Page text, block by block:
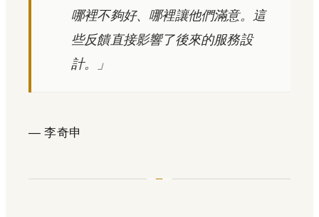
哪裡不夠好、哪裡讓他們滿意。這
些反饋直接影響了後來的服務設
計。」
— 李奇申